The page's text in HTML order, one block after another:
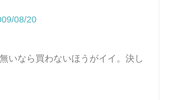
08/20
いなら買わないほうがイイ。決し